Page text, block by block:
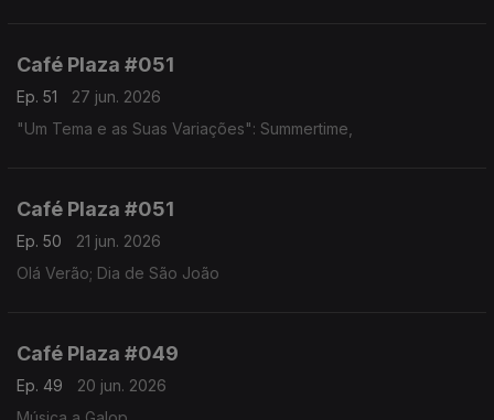
Café Plaza #051
Ep. 51
27 jun. 2026
"Um Tema e as Suas Variações": Summertime,
Café Plaza #051
Ep. 50
21 jun. 2026
Olá Verão; Dia de São João
Café Plaza #049
Ep. 49
20 jun. 2026